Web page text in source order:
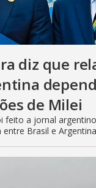
diz que
de Milei
feito a jornal
Brasil e Argentina